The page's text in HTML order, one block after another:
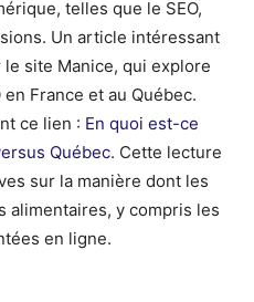
telles que le SEO,
Un article intéressant
site Manice, qui explore
France et au Québec.
ce lien : En quoi est-ce
Québec. Cette lecture
sur la manière dont les
alimentaires, y compris les
en ligne.